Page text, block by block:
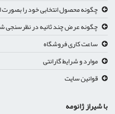
چگونه محصول انتخابی خود را بصورت
چگونه عرض چند ثانیه در نظرسنجی
ساعت کاری فروشگاه
موارد و شرایط گارانتی
قوانین سایت
با شیراز ژانومه